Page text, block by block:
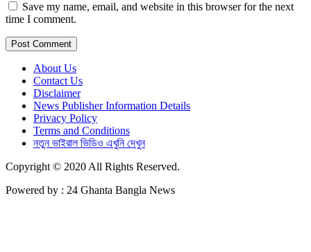
Save my name, email, and website in this browser for the next
time I comment.
About Us
Contact Us
Disclaimer
News Publisher Information Details
Privacy Policy
Terms and Conditions
নতুন ভাইরাল ভিডিও এখুনি দেখুন
Copyright © 2020 All Rights Reserved.
Powered by : 24 Ghanta Bangla News